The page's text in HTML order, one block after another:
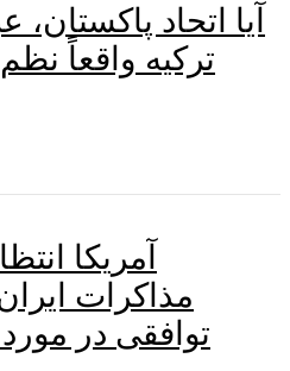
آیا اتحاد
ترکیه واقعاً
آمریکا
مذاکرات
توافقی در